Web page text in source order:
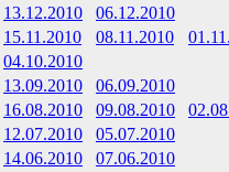
13.12.2010
06.12.2010
15.11.2010 08.11.2010
04.10.2010
13.09.2010
06.09.2010
16.08.2010 09.08.2010
12.07.2010
05.07.2010
14.06.2010
07.06.2010